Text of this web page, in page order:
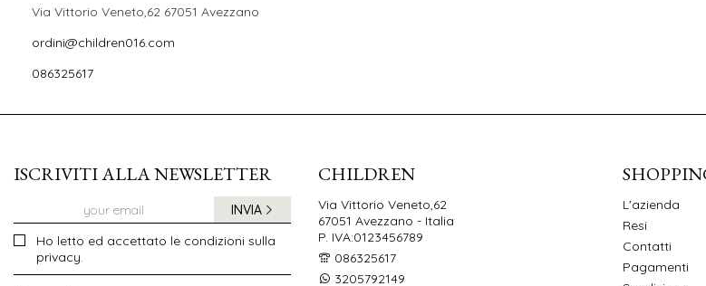
Via Vittorio Veneto,62 67051 Avezzano
ordini@children016.com
086325617
ISCRIVITI ALLA NEWSLETTER
Ho letto ed accettato le condizioni sulla
privacy.
INVIA
CHILDREN
Via Vittorio Veneto,62
67051 Avezzano - Italia
P. IVA:0123456789
086325617
3205792149
L'azienda
Resi
Contatti
Pagamenti